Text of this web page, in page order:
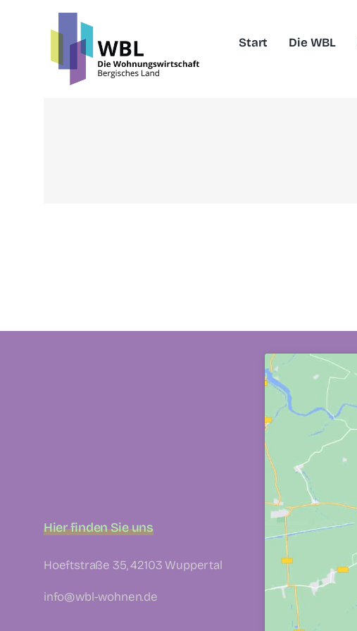
Start Die WBL
Hier finden Sie uns
Hoeftstraße 35, 42103 Wuppertal
info@wbl-wohnen.de